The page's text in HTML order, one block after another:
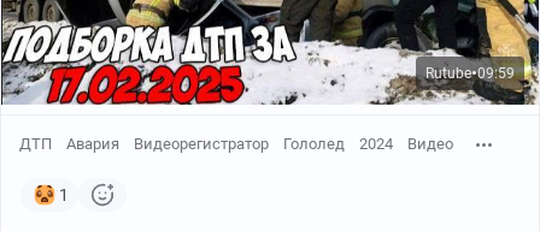
Rutube●09:59
ДТП Авария Видеорегистратор Гололед 2024 Видео
1